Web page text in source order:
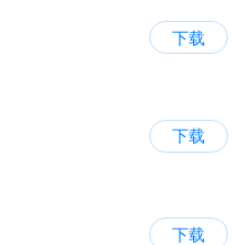
下载
下载
下载